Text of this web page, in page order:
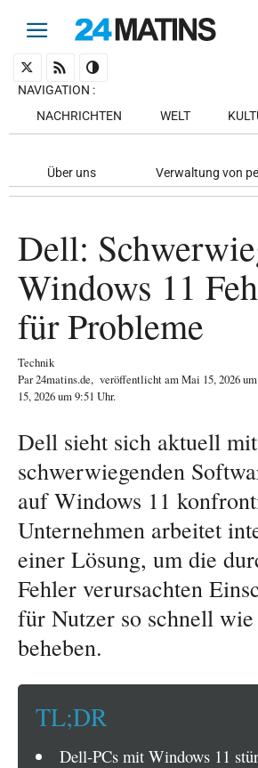
NAVIGATION :
NACHRICHTEN
WELT
Über uns Verwaltung von
Dell:
Windows 11
für Probleme
Technik
Par24matins.de, veröffentlicht amMai 15, 2026
15, 2026 um 9:51 Uhr.
Dell sieht sich aktuell
schwerwiegenden
auf Windows 11
Unternehmen arbeitet
einer Lösung, um die
Fehler verursachten
für Nutzer so schnell
beheben.
TL;DR
Dell-PCs mit Windows 11